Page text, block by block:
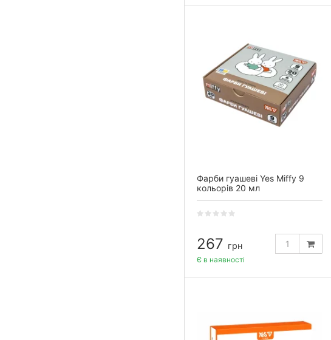
Фарби гуашеві Yes Miffy 9
кольорів 20 мл
267 грн
Є в наявності